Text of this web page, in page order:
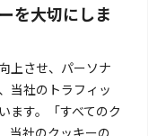
を大切にしま
上させ、パーソナ
当社のトラフィッ
ます。「すべてのク
当社のクッキーの